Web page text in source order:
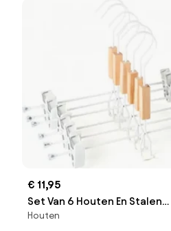
€ 11,95
Set Van 6 Houten En Stalen
Klemhangers Säly Wit - Sklum
Houten